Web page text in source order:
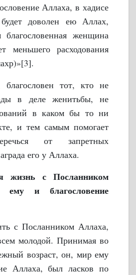
Аллаха, в хадисе
доволен ею Аллах,
благословенная женщина
меньшего расходования
благословен тот, кто не
в деле женитьбы, не
в каком бы то ни
и тем самым помогает
от запретных
его у Аллаха.
жизнь с Посланником
и благословение
с Посланником Аллаха,
молодой. Принимая во
возраст, он, мир ему
Аллаха, был ласков по